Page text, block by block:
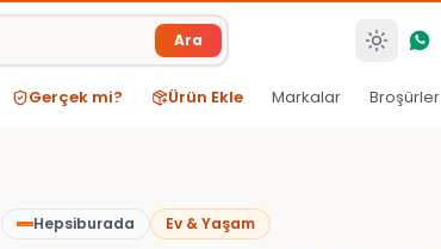
Ara
Gerçek mi? Ürün Ekle Markalar Broşürler
Hepsiburada Ev & Yaşam